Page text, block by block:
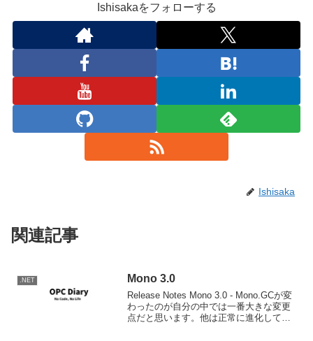
Ishisakaをフォローする
Ishisaka
関連記事
.NET Mono 3.0
Release Notes Mono 3.0 - Mono.GCが変
わったのが自分の中では一番大きな変更
点だと思います。他は正常に進化してき